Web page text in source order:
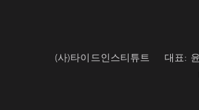
(사)타이드인스티튜트 대표: